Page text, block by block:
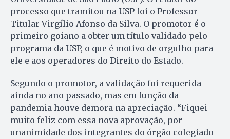
processo que tramitou na USP foi o Professor
Titular Virgílio Afonso da Silva. O promotor é o
primeiro goiano a obter um título validado pelo
programa da USP, o que é motivo de orgulho para
ele e aos operadores do Direito do Estado.
Segundo o promotor, a validação foi requerida
ainda no ano passado, mas em função da
pandemia houve demora na apreciação. “Fiquei
muito feliz com essa nova aprovação, por
unanimidade dos integrantes do órgão colegiado